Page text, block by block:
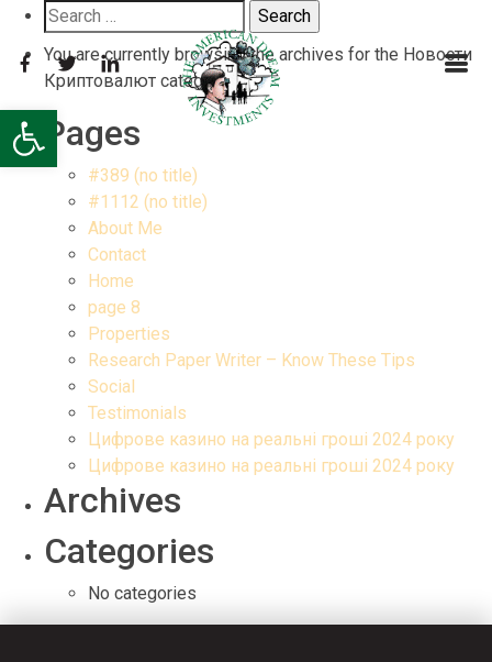
Open toolbar
Search
for:
You are currently browsing the archives for the Новости
Криптовалют category.
Pages
#389 (no title)
#1112 (no title)
About Me
Contact
Home
page 8
Properties
Research Paper Writer – Know These Tips
Social
Testimonials
Цифрове казино на реальні гроші 2024 року
Цифрове казино на реальні гроші 2024 року
Archives
Categories
No categories